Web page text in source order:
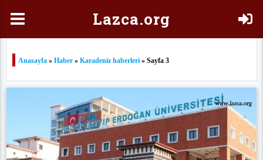
Lazca.org
Anasayfa » Haber » Karadeniz haberleri » Sayfa 3